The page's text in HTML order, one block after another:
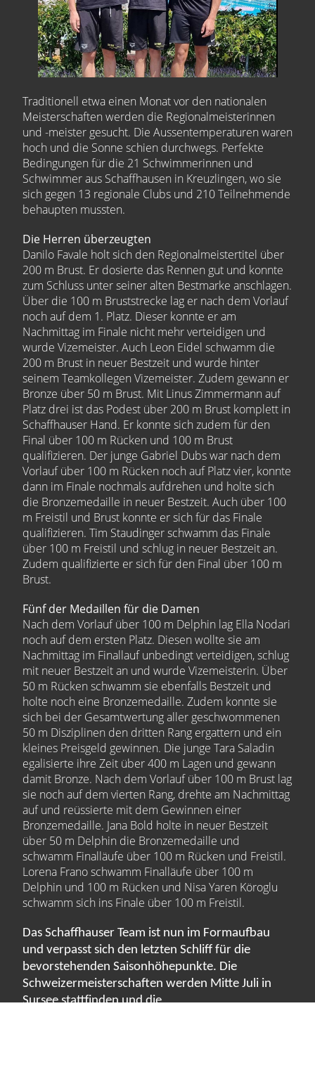
Traditionell etwa einen Monat vor den nationalen
Meisterschaften werden die Regionalmeisterinnen
und -meister gesucht. Die Aussentemperaturen waren
hoch und die Sonne schien durchwegs. Perfekte
Bedingungen für die 21 Schwimmerinnen und
Schwimmer aus Schaffhausen in Kreuzlingen, wo sie
sich gegen 13 regionale Clubs und 210 Teilnehmende
behaupten mussten.
Die Herren überzeugten
Danilo Favale holt sich den Regionalmeistertitel über
200 m Brust. Er dosierte das Rennen gut und konnte
zum Schluss unter seiner alten Bestmarke anschlagen.
Über die 100 m Bruststrecke lag er nach dem Vorlauf
noch auf dem 1. Platz. Dieser konnte er am
Nachmittag im Finale nicht mehr verteidigen und
wurde Vizemeister. Auch Leon Eidel schwamm die
200 m Brust in neuer Bestzeit und wurde hinter
seinem Teamkollegen Vizemeister. Zudem gewann er
Bronze über 50 m Brust. Mit Linus Zimmermann auf
Platz drei ist das Podest über 200 m Brust komplett in
Schaffhauser Hand. Er konnte sich zudem für den
Final über 100 m Rücken und 100 m Brust
qualifizieren. Der junge Gabriel Dubs war nach dem
Vorlauf über 100 m Rücken noch auf Platz vier, konnte
dann im Finale nochmals aufdrehen und holte sich
die Bronzemedaille in neuer Bestzeit. Auch über 100
m Freistil und Brust konnte er sich für das Finale
qualifizieren. Tim Staudinger schwamm das Finale
über 100 m Freistil und schlug in neuer Bestzeit an.
Zudem qualifizierte er sich für den Final über 100 m
Brust.
Fünf der Medaillen für die Damen
Nach dem Vorlauf über 100 m Delphin lag Ella Nodari
noch auf dem ersten Platz. Diesen wollte sie am
Nachmittag im Finallauf unbedingt verteidigen, schlug
mit neuer Bestzeit an und wurde Vizemeisterin. Über
50 m Rücken schwamm sie ebenfalls Bestzeit und
holte noch eine Bronzemedaille. Zudem konnte sie
sich bei der Gesamtwertung aller geschwommenen
50 m Disziplinen den dritten Rang ergattern und ein
kleines Preisgeld gewinnen. Die junge Tara Saladin
egalisierte ihre Zeit über 400 m Lagen und gewann
damit Bronze. Nach dem Vorlauf über 100 m Brust lag
sie noch auf dem vierten Rang, drehte am Nachmittag
auf und reüssierte mit dem Gewinnen einer
Bronzemedaille. Jana Bold holte in neuer Bestzeit
über 50 m Delphin die Bronzemedaille und
schwamm Finalläufe über 100 m Rücken und Freistil.
Lorena Frano schwamm Finalläufe über 100 m
Delphin und 100 m Rücken und Nisa Yaren Köroglu
schwamm sich ins Finale über 100 m Freistil.
Das Schaffhauser Team ist nun im Formaufbau
und verpasst sich den letzten Schliff für die
bevorstehenden Saisonhöhepunkte. Die
Schweizermeisterschaften werden Mitte Juli in
Sursee stattfinden und die